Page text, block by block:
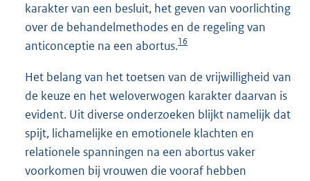
karakter van een besluit, het geven van voorlichting
over de behandelmethodes en de regeling van
anticonceptie na een abortus.16
Het belang van het toetsen van de vrijwilligheid van
de keuze en het weloverwogen karakter daarvan is
evident. Uit diverse onderzoeken blijkt namelijk dat
spijt, lichamelijke en emotionele klachten en
relationele spanningen na een abortus vaker
voorkomen bij vrouwen die vooraf hebben